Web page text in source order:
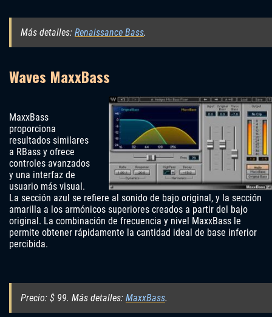
Más detalles: Renaissance Bass.
Waves MaxxBass
MaxxBass
proporciona
resultados similares
a RBass y ofrece
controles avanzados
y una interfaz de
usuario más visual.
La sección azul se refiere al sonido de bajo original, y la sección
amarilla a los armónicos superiores creados a partir del bajo
original. La combinación de frecuencia y nivel MaxxBass le
permite obtener rápidamente la cantidad ideal de base inferior
percibida.
Precio: $ 99. Más detalles: MaxxBass.